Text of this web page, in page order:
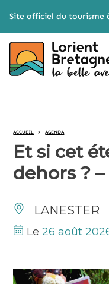
Site officiel du tourisme
ACCUEIL > AGENDA
Et si cet
dehors ?
LANESTER
Le26 août